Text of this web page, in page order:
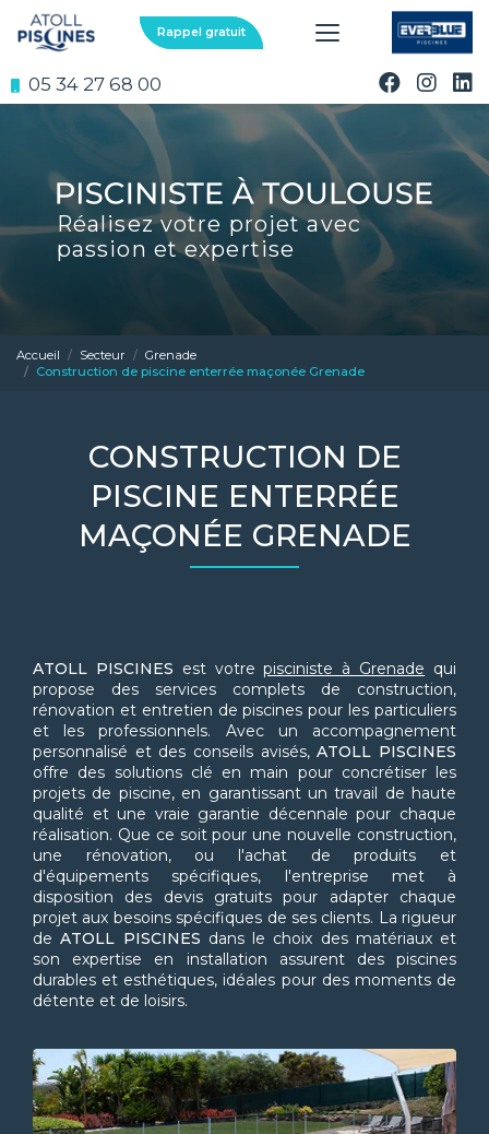
au
contenu
05 34 27 68 00
Rappel gratuit
Réalisez votre projet avec
passion et expertise
Accueil Secteur
Grenade
Construction de piscine enterrée maçonée Grenade
CONSTRUCTION DE
PISCINE ENTERRÉE
MAÇONÉE GRENADE
ATOLL PISCINES est votrepisciniste à Grenade qui
propose des services complets de construction,
rénovation et entretien de piscines pour les particuliers
et les professionnels. Avec un accompagnement
personnalisé et des conseils avisés,ATOLL PISCINES
offre des solutions clé en main pour concrétiser les
projets de piscine, en garantissant un travail de haute
qualité et une vraie garantie décennale pour chaque
réalisation. Que ce soit pour une nouvelle construction,
une rénovation, ou l'achat de produits et
d'équipements spécifiques, l'entreprise met à
disposition des devis gratuits pour adapter chaque
projet aux besoins spécifiques de ses clients. La rigueur
deATOLL PISCINES dans le choix des matériaux et
son expertise en installation assurent des piscines
durables et esthétiques, idéales pour des moments de
détente et de loisirs.